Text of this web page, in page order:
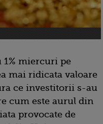
1% miercuri pe
mai ridicata valoare
ce investitorii s-au
cum este aurul din
provocate de